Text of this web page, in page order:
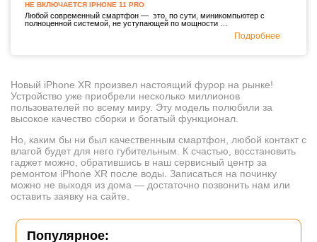
НЕ ВКЛЮЧАЕТСЯ IPHONE 11 PRO
Любой современный смартфон — это, по сути, миникомпьютер с
полноценной системой, не уступающей по мощности …
Подробнее
Новый iPhone XR произвел настоящий фурор на рынке!
Устройство уже приобрели несколько миллионов
пользователей по всему миру. Эту модель полюбили за
высокое качество сборки и богатый функционал.
Но, каким бы ни был качественным смартфон, любой контакт с
влагой будет для него губительным. К счастью, восстановить
гаджет можно, обратившись в наш сервисный центр за
ремонтом iPhone XR после воды. Записаться на починку
можно не выходя из дома — достаточно позвонить нам или
оставить заявку на сайте.
Популярное: